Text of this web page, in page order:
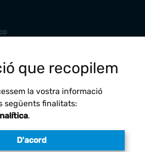
que recopilem
la vostra informació
següents finalitats:
.
D'acord